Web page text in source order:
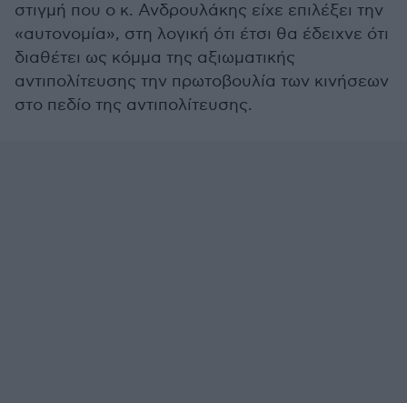
στιγμή που ο κ. Ανδρουλάκης είχε επιλέξει την
«αυτονομία», στη λογική ότι έτσι θα έδειχνε ότι
διαθέτει ως κόμμα της αξιωματικής
αντιπολίτευσης την πρωτοβουλία των κινήσεων
στο πεδίο της αντιπολίτευσης.